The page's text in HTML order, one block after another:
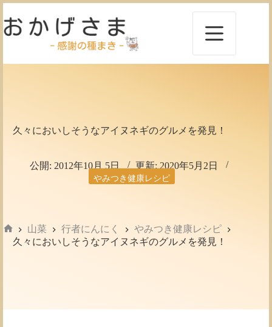
ン
テ
久々においしそうなアイヌネギのグルメを発見！
公開: 2012年10月 5日 更新: 2020年5月2日
やみつき健康レシピ
ホ
山菜 行者にんにく
やみつき健康レシピ
久々においしそうなアイヌネギのグルメを発見！